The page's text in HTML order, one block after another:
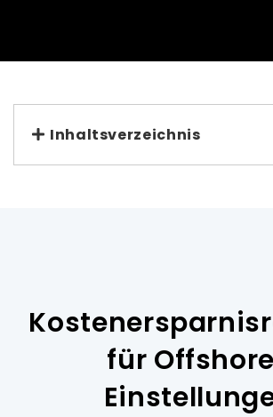
Inhaltsverzeichnis
für